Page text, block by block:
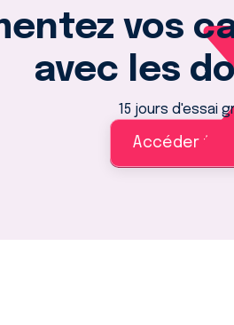
vos
avec les
15 jours d'essai
Accéder